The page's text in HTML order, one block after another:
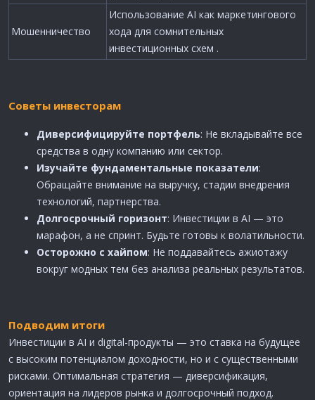
Мошенничество
Использование AI как маркетингового
хода для сомнительных
инвестиционных схем .
Советы инвесторам
Диверсифицируйте портфель: Не вкладывайте все
средства в одну компанию или сектор.
Изучайте фундаментальные показатели:
Обращайте внимание на выручку, стадии внедрения
технологий, партнерства.
Долгосрочный горизонт: Инвестиции в AI — это
марафон, а не спринт. Будьте готовы к волатильности.
Осторожно с хайпом: Не поддавайтесь ажиотажу
вокруг модных тем без анализа реальных результатов.
Подводим итоги
Инвестиции в AI и digital-продукты — это ставка на будущее
с высоким потенциалом доходности, но и с существенными
рисками. Оптимальная стратегия — диверсификация,
ориентация на лидеров рынка и долгосрочный подход.